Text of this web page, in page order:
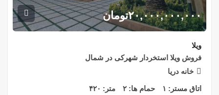
۲۰,۰۰۰,۰۰۰,۰۰۰تومان
ویلا
فروش ویلا استخردار شهرکی در شمال
خانه دریا
اتاق مستر: ۱ حمام ها: ۲ متر: ۴۲۰